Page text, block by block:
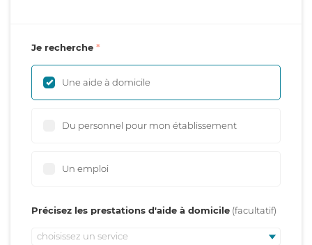
Je recherche
Une aide à domicile
Du personnel pour mon établissement
Un emploi
Précisez les prestations d'aide à domicile
choisissez un service